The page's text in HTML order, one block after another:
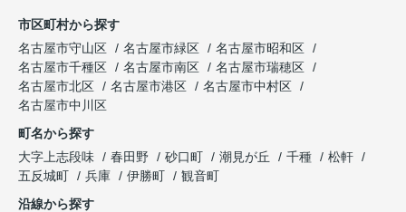
市区町村から探す
名古屋市守山区
名古屋市緑区
名古屋市昭和区
名古屋市千種区
名古屋市南区
名古屋市瑞穂区
名古屋市北区
名古屋市港区
名古屋市中村区
名古屋市中川区
町名から探す
大字上志段味
春田野 砂口町 潮見が丘 千種
松軒
五反城町
兵庫 伊勝町
観音町
沿線から探す